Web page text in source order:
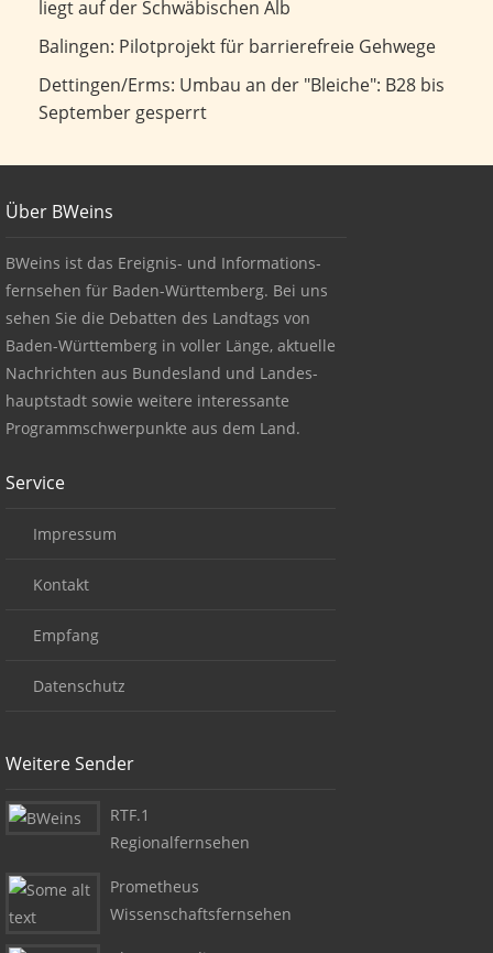
liegt auf der Schwäbischen Alb
Pilotprojekt für barrierefreie Gehwege
Balingen: Pilotprojekt für barrierefreie Gehwege
Umbau an der "Bleiche": B28 bis September gesperrt
Dettingen/Erms: Umbau an der "Bleiche": B28 bis
September gesperrt
About BWeins
Über BWeins
BWeins ist das Ereignis- und Informations-
fernsehen für Baden-Württemberg. Bei uns
sehen Sie die Debatten des Landtags von
Baden-Württemberg in voller Länge, aktuelle
Nachrichten aus Bundesland und Landes-
hauptstadt sowie weitere interessante
Programmschwerpunkte aus dem Land.
Service
Impressum
Kontakt
Empfang
Datenschutz
Weitere Sender
RTF.1
Regionalfernsehen
Prometheus
Wissenschaftsfernsehen